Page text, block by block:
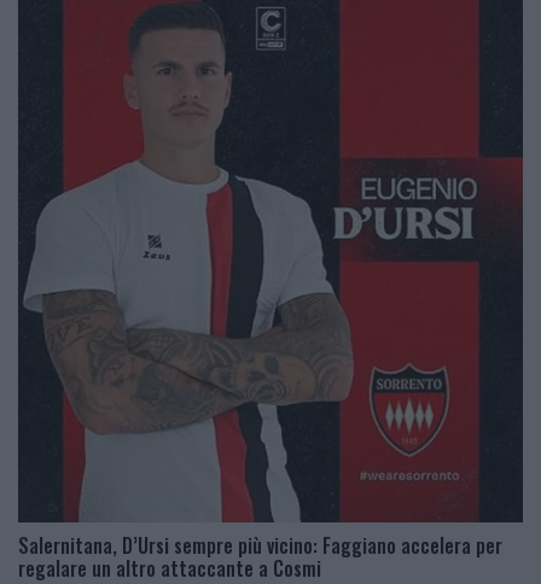
Salernitana, D’Ursi sempre più vicino: Faggiano accelera per
regalare un altro attaccante a Cosmi